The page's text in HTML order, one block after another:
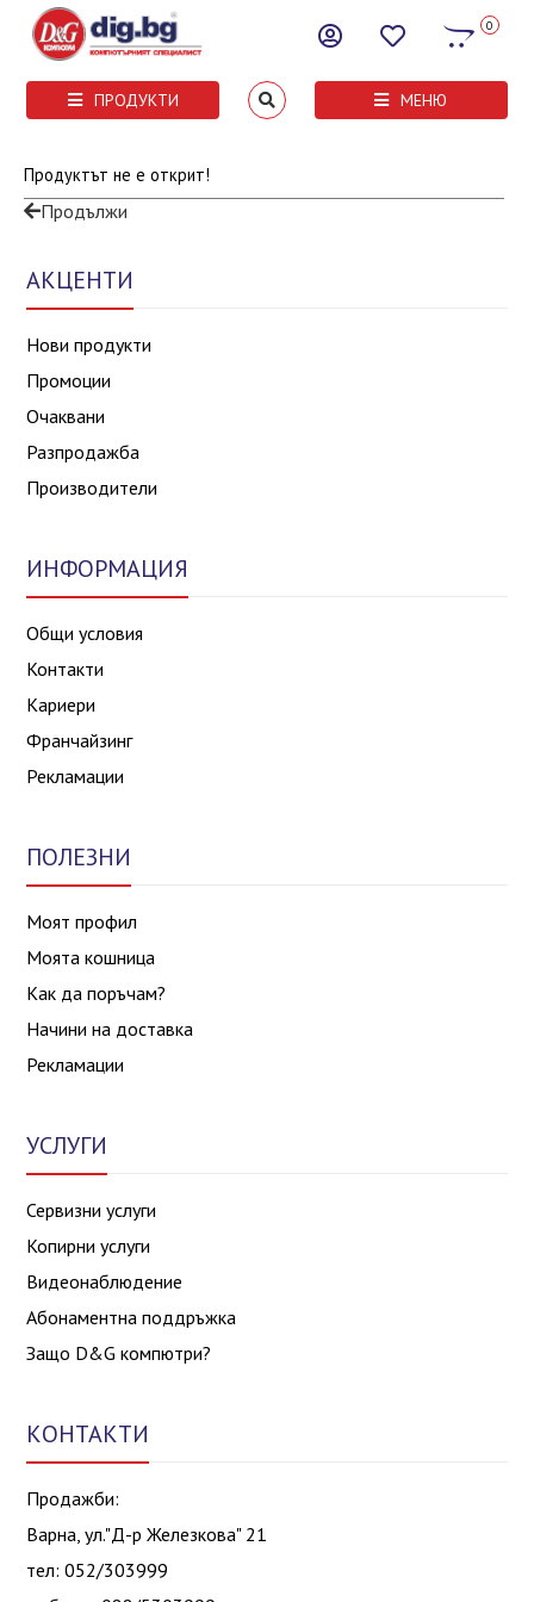
0
ПРОДУКТИ МЕНЮ
Продуктът не е открит!
Продължи
АКЦЕНТИ
Нови продукти
Промоции
Очаквани
Разпродажба
Производители
ИНФОРМАЦИЯ
Общи условия
Контакти
Кариери
Франчайзинг
Рекламации
ПОЛЕЗНИ
Моят профил
Моята кошница
Как да поръчам?
Начини на доставка
Рекламации
УСЛУГИ
Сервизни услуги
Копирни услуги
Видеонаблюдение
Абонаментна поддръжка
Защо D&G компютри?
КОНТАКТИ
Продажби:
Варна, ул."Д-р Железкова" 21
тел: 052/303999